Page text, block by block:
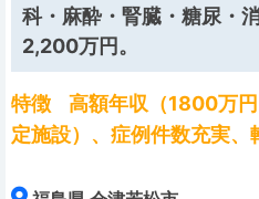
科・麻酔・腎臓・糖尿・
2,200万円。
特徴 高額年収（1800万
定施設）、症例件数充実、